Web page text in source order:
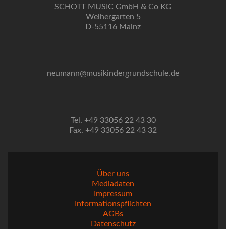
SCHOTT MUSIC GmbH & Co KG
Weihergarten 5
D-55116 Mainz
neumann@musikindergrundschule.de
Tel. +49 33056 22 43 30
Fax. +49 33056 22 43 32
Über uns
Mediadaten
Impressum
Informationspflichten
AGBs
Datenschutz